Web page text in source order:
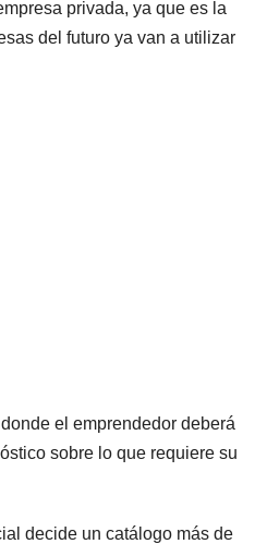
privada, ya que es la
del futuro ya van a utilizar
el emprendedor deberá
sobre lo que requiere su
decide un catálogo más de